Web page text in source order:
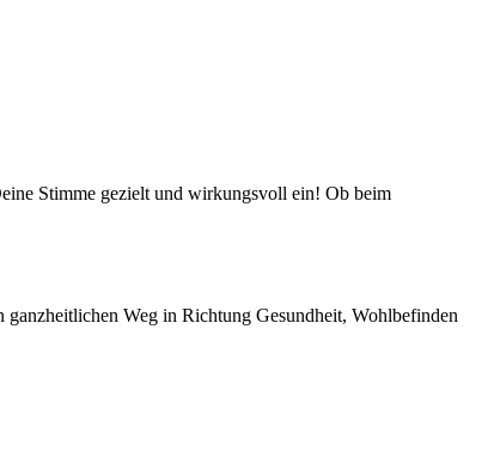
Stimme gezielt und wirkungsvoll ein! Ob beim
Weg in Richtung Gesundheit, Wohlbefinden